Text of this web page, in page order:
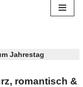
Jahrestag
romantisch &